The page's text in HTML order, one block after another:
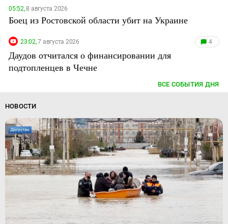
05:52,8 августа 2026
Боец из Ростовской области убит на Украине
23:02,7 августа 2026 4
Даудов отчитался о финансировании для
подтопленцев в Чечне
ВСЕ СОБЫТИЯ ДНЯ
НОВОСТИ